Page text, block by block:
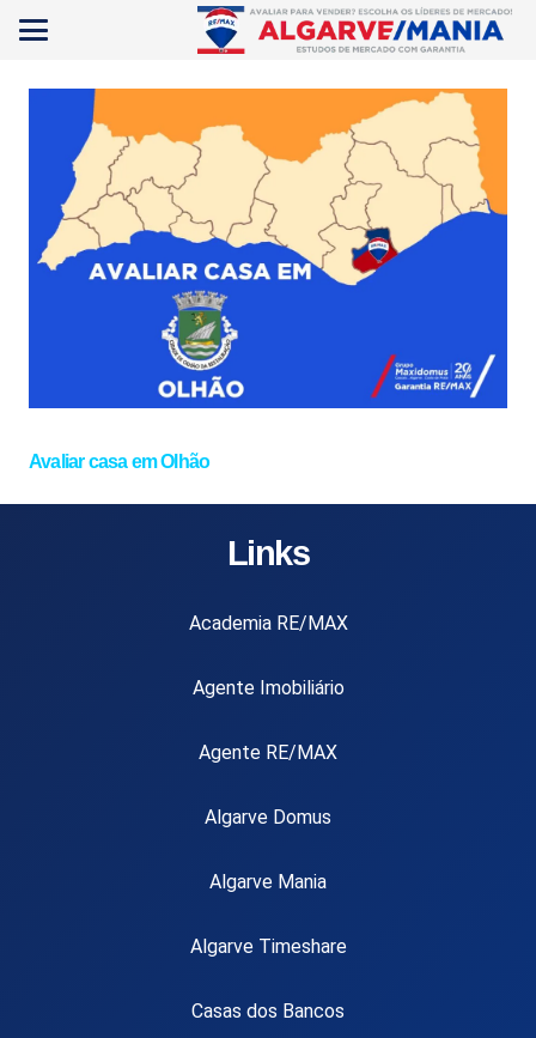
Avaliar casa em Olhão
Links
Academia RE/MAX
Agente Imobiliário
Agente RE/MAX
Algarve Domus
Algarve Mania
Algarve Timeshare
Casas dos Bancos